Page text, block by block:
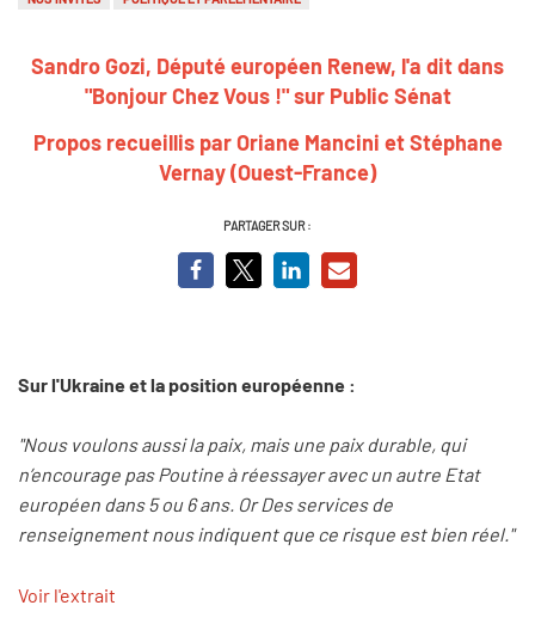
Sandro Gozi, Député européen Renew, l'a dit dans
"Bonjour Chez Vous !" sur Public Sénat
Propos recueillis par Oriane Mancini et Stéphane
Vernay (Ouest-France)
PARTAGER SUR :
Sur l'Ukraine et la position européenne :
"Nous voulons aussi la paix, mais une paix durable, qui
n’encourage pas Poutine à réessayer avec un autre Etat
européen dans 5 ou 6 ans. Or Des services de
renseignement nous indiquent que ce risque est bien réel."
Voir l'extrait